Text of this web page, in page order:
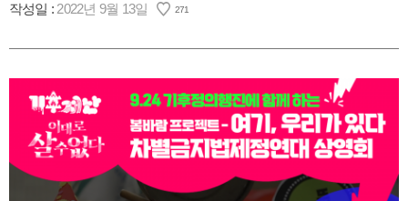
작성일 : 2022년 9월 13일 271